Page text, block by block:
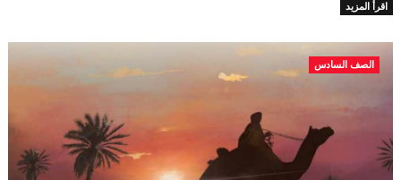
اقرأ المزيد
الصف السادس